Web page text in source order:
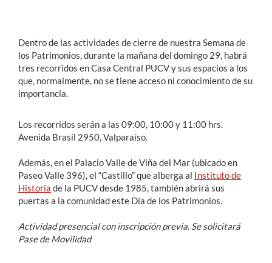
Funcionarios
Alumni
English
Dentro de las actividades de cierre de nuestra Semana de
los Patrimonios, durante la mañana del domingo 29, habrá
tres recorridos en Casa Central PUCV y sus espacios a los
que, normalmente, no se tiene acceso ni conocimiento de su
importancia.
Los recorridos serán a las 09:00, 10:00 y 11:00 hrs.
Avenida Brasil 2950, Valparaíso.
Además, en el Palacio Valle de Viña del Mar (ubicado en
Paseo Valle 396), el “Castillo” que alberga al Instituto de
Historia de la PUCV desde 1985, también abrirá sus
puertas a la comunidad este Día de los Patrimonios.
Actividad presencial con inscripción previa. Se solicitará
Pase de Movilidad